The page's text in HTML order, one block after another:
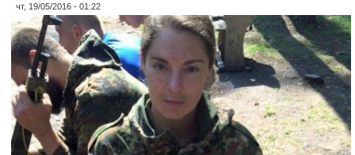
чт, 19/05/2016 - 01:22